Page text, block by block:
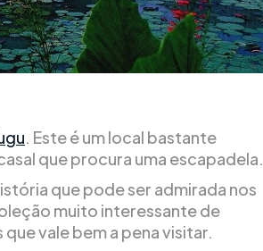
. Este é um local bastante
que procura uma escapadela.
que pode ser admirada nos
muito interessante de
vale bem a pena visitar.